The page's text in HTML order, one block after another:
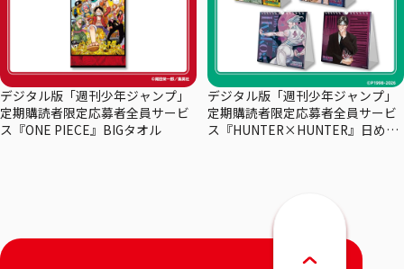
デジタル版「週刊少年ジャンプ」
定期購読者限定応募者全員サービ
ス『ONE PIECE』BIGタオル
デジタル版「週刊少年ジャンプ」
定期購読者限定応募者全員サービ
ス『HUNTER×HUNTER』日めく